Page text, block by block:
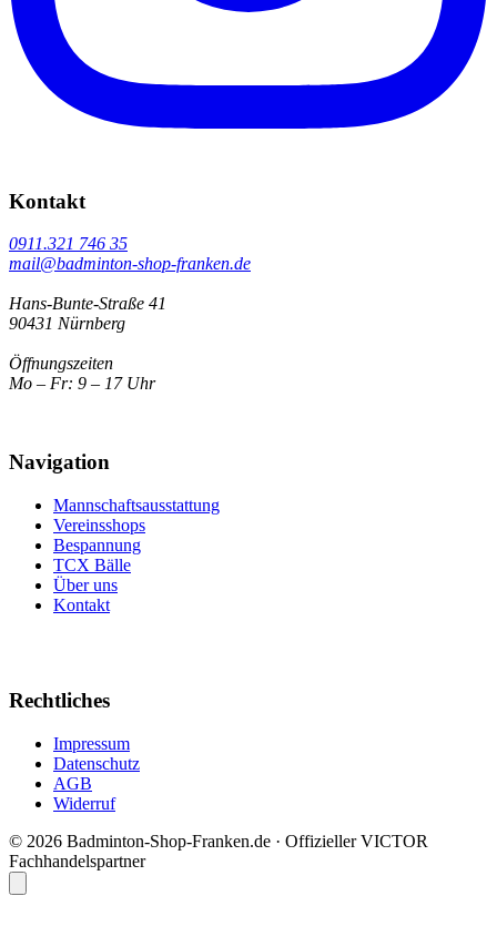
Kontakt
0911.321 746 35
mail@badminton-shop-franken.de
Hans-Bunte-Straße 41
90431 Nürnberg
Öffnungszeiten
Mo – Fr: 9 – 17 Uhr
Navigation
Mannschaftsausstattung
Vereinsshops
Bespannung
TCX Bälle
Über uns
Kontakt
Rechtliches
Impressum
Datenschutz
AGB
Widerruf
© 2026 Badminton-Shop-Franken.de · Offizieller VICTOR
Fachhandelspartner